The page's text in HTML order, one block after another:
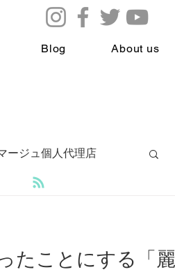
Blog About us
ージュ個人代理店
クール
たことにする「麗